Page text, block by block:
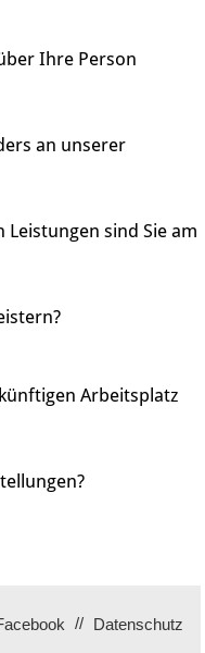
Ihre Person
an unserer
sind Sie am
Arbeitsplatz
Datenschutz